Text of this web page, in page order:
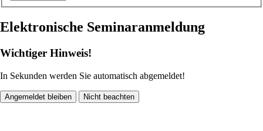
Elektronische Seminaranmeldung
Wichtiger Hinweis!
In Sekunden werden Sie automatisch abgemeldet!
Angemeldet bleiben Nicht beachten